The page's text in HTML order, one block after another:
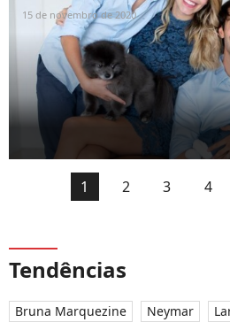
15 de novembro de 2020
1 2 3 4
Tendências
Bruna Marquezine Neymar